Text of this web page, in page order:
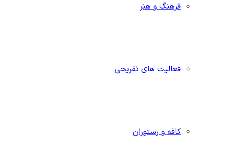
فرهنگ و هنر
فعالیت های تفریحی
کافه و رستوران